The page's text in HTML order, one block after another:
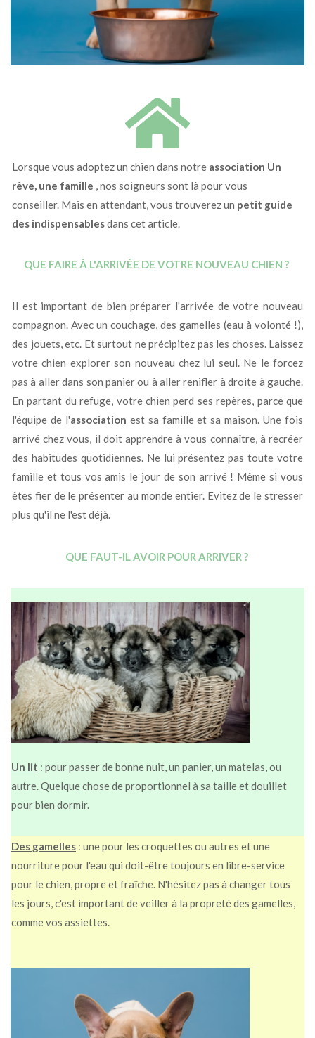
Lorsque vous adoptez un chien dans notre association Un
rêve, une famille , nos soigneurs sont là pour vous
conseiller. Mais en attendant, vous trouverez un petit guide
des indispensablesdans cet article.
QUE FAIRE À L'ARRIVÉE DE VOTRE NOUVEAU CHIEN ?
Il est important de bien préparer l'arrivée de votre nouveau
compagnon. Avec un couchage, des gamelles (eau à volonté !),
des jouets, etc. Et surtout ne précipitez pas les choses. Laissez
votre chien explorer son nouveau chez lui seul. Ne le forcez
pas à aller dans son panier ou à aller renifler à droite à gauche.
En partant du refuge, votre chien perd ses repères, parce que
l'équipe de l'association est sa famille et sa maison.Une fois
arrivé chez vous, il doit apprendre à vous connaître, à recréer
des habitudes quotidiennes. Ne lui présentez pas toute votre
famille et tous vos amis le jour de son arrivé ! Même si vous
êtes fier de le présenter au monde entier. Evitez de le stresser
plus qu'il ne l'est déjà.
QUE FAUT-IL AVOIR POUR ARRIVER ?
Un lit : pour passer de bonne nuit, un panier, un matelas, ou
autre.Quelque chose de proportionnel à sa taille et douillet
pour bien dormir.
Des gamelles : une pour les croquettes ou autres et une
nourriture pour l'eau qui doit-être toujours en libre-service
pour le chien, propre et fraîche. N'hésitez pas à changer tous
les jours, c'est important de veiller à la propreté des gamelles,
comme vos assiettes.